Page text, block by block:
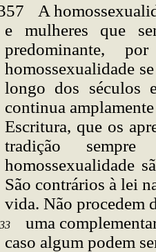
A
e mulheres que
predominante,
homossexualidade
longo dos séculos
continua
Escritura, que os
tradição
homossexualidade
São contrários à lei
vida. Não procedem
uma
caso algum podem